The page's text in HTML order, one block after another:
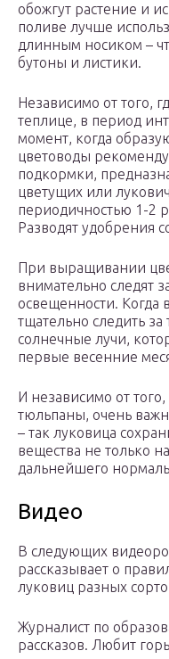
обожгут растение и
поливе лучше
длинным носиком –
бутоны и листики.
Независимо от того,
теплице, в период
момент, когда
цветоводы
подкормки,
цветущих или
периодичностью 1-2
Разводят удобрения
При выращивании
внимательно следят
освещенности. Когда
тщательно следить
солнечные лучи,
первые весенние
И независимо от
тюльпаны, очень
– так луковица
вещества не только
дальнейшего
Видео
В следующих
рассказывает о
луковиц разных
Журналист по
рассказов. Любит